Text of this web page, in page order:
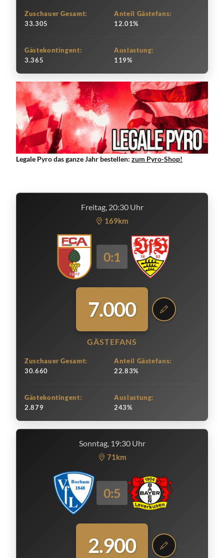
Zuschauer Gesamt:
33.305
Anteil Gästefans:
12.01%
Gästekontingent:
3.365
Auslastung:
119%
Legale Pyro das ganze Jahr bestellen: zum Pyro-Shop!
Freitag, 20:30 Uhr
169km
0:1
7.000
GÄSTEFANS
Zuschauer Gesamt:
30.660
Anteil Gästefans:
22.83%
Gästekontingent:
2.879
Auslastung:
243%
Sonntag, 19:30 Uhr
71km
0:5
2.900